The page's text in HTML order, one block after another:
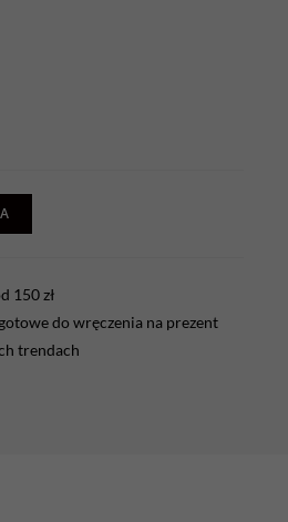
150 zł
do wręczenia na prezent
trendach